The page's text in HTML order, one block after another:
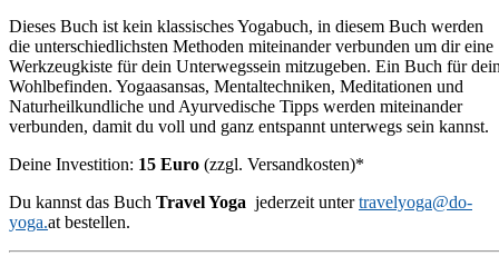
Dieses Buch ist kein klassisches Yogabuch, in diesem Buch werden
die unterschiedlichsten Methoden miteinander verbunden um dir eine
Werkzeugkiste für dein Unterwegssein mitzugeben. Ein Buch für
Wohlbefinden. Yogaasansas, Mentaltechniken, Meditationen und
Naturheilkundliche und Ayurvedische Tipps werden miteinander
verbunden, damit du voll und ganz entspannt unterwegs sein kannst.
Deine Investition: 15 Euro (zzgl. Versandkosten)*
Du kannst das Buch Travel Yoga jederzeit untertravelyoga@do-
yoga.at bestellen.